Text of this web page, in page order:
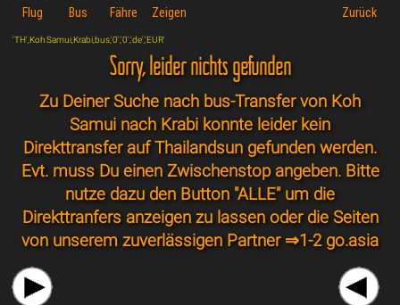
Flug Bus Fähre Zeigen Zurück
'TH',Koh Samui,Krabi,bus,'0','0','de','EUR'
Sorry, leider nichts gefunden
Zu Deiner Suche nach bus-Transfer von Koh
Samui nach Krabi konnte leider kein
Direkttransfer auf Thailandsun gefunden werden.
Evt. muss Du einen Zwischenstop angeben. Bitte
nutze dazu den Button "ALLE" um die
Direkttranfers anzeigen zu lassen oder die Seiten
von unserem zuverlässigen Partner ⇒1-2 go.asia